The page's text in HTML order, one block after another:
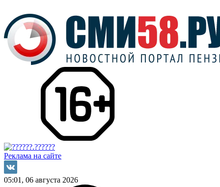
Реклама на сайте
05:01, 06 августа 2026